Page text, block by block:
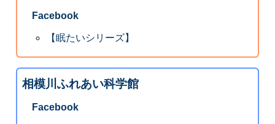
Facebook
【眠たいシリーズ】
相模川ふれあい科学館
Facebook